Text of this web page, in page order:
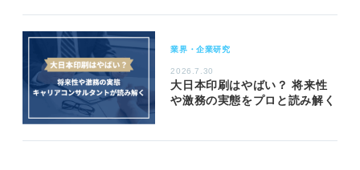
業界・企業研究
2026.7.30
大日本印刷はやばい？ 将来性
や激務の実態をプロと読み解く